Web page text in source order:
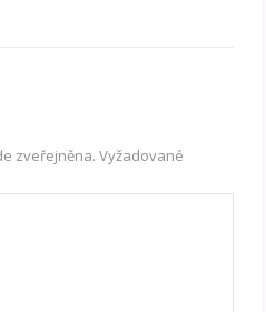
zveřejněna. Vyžadované